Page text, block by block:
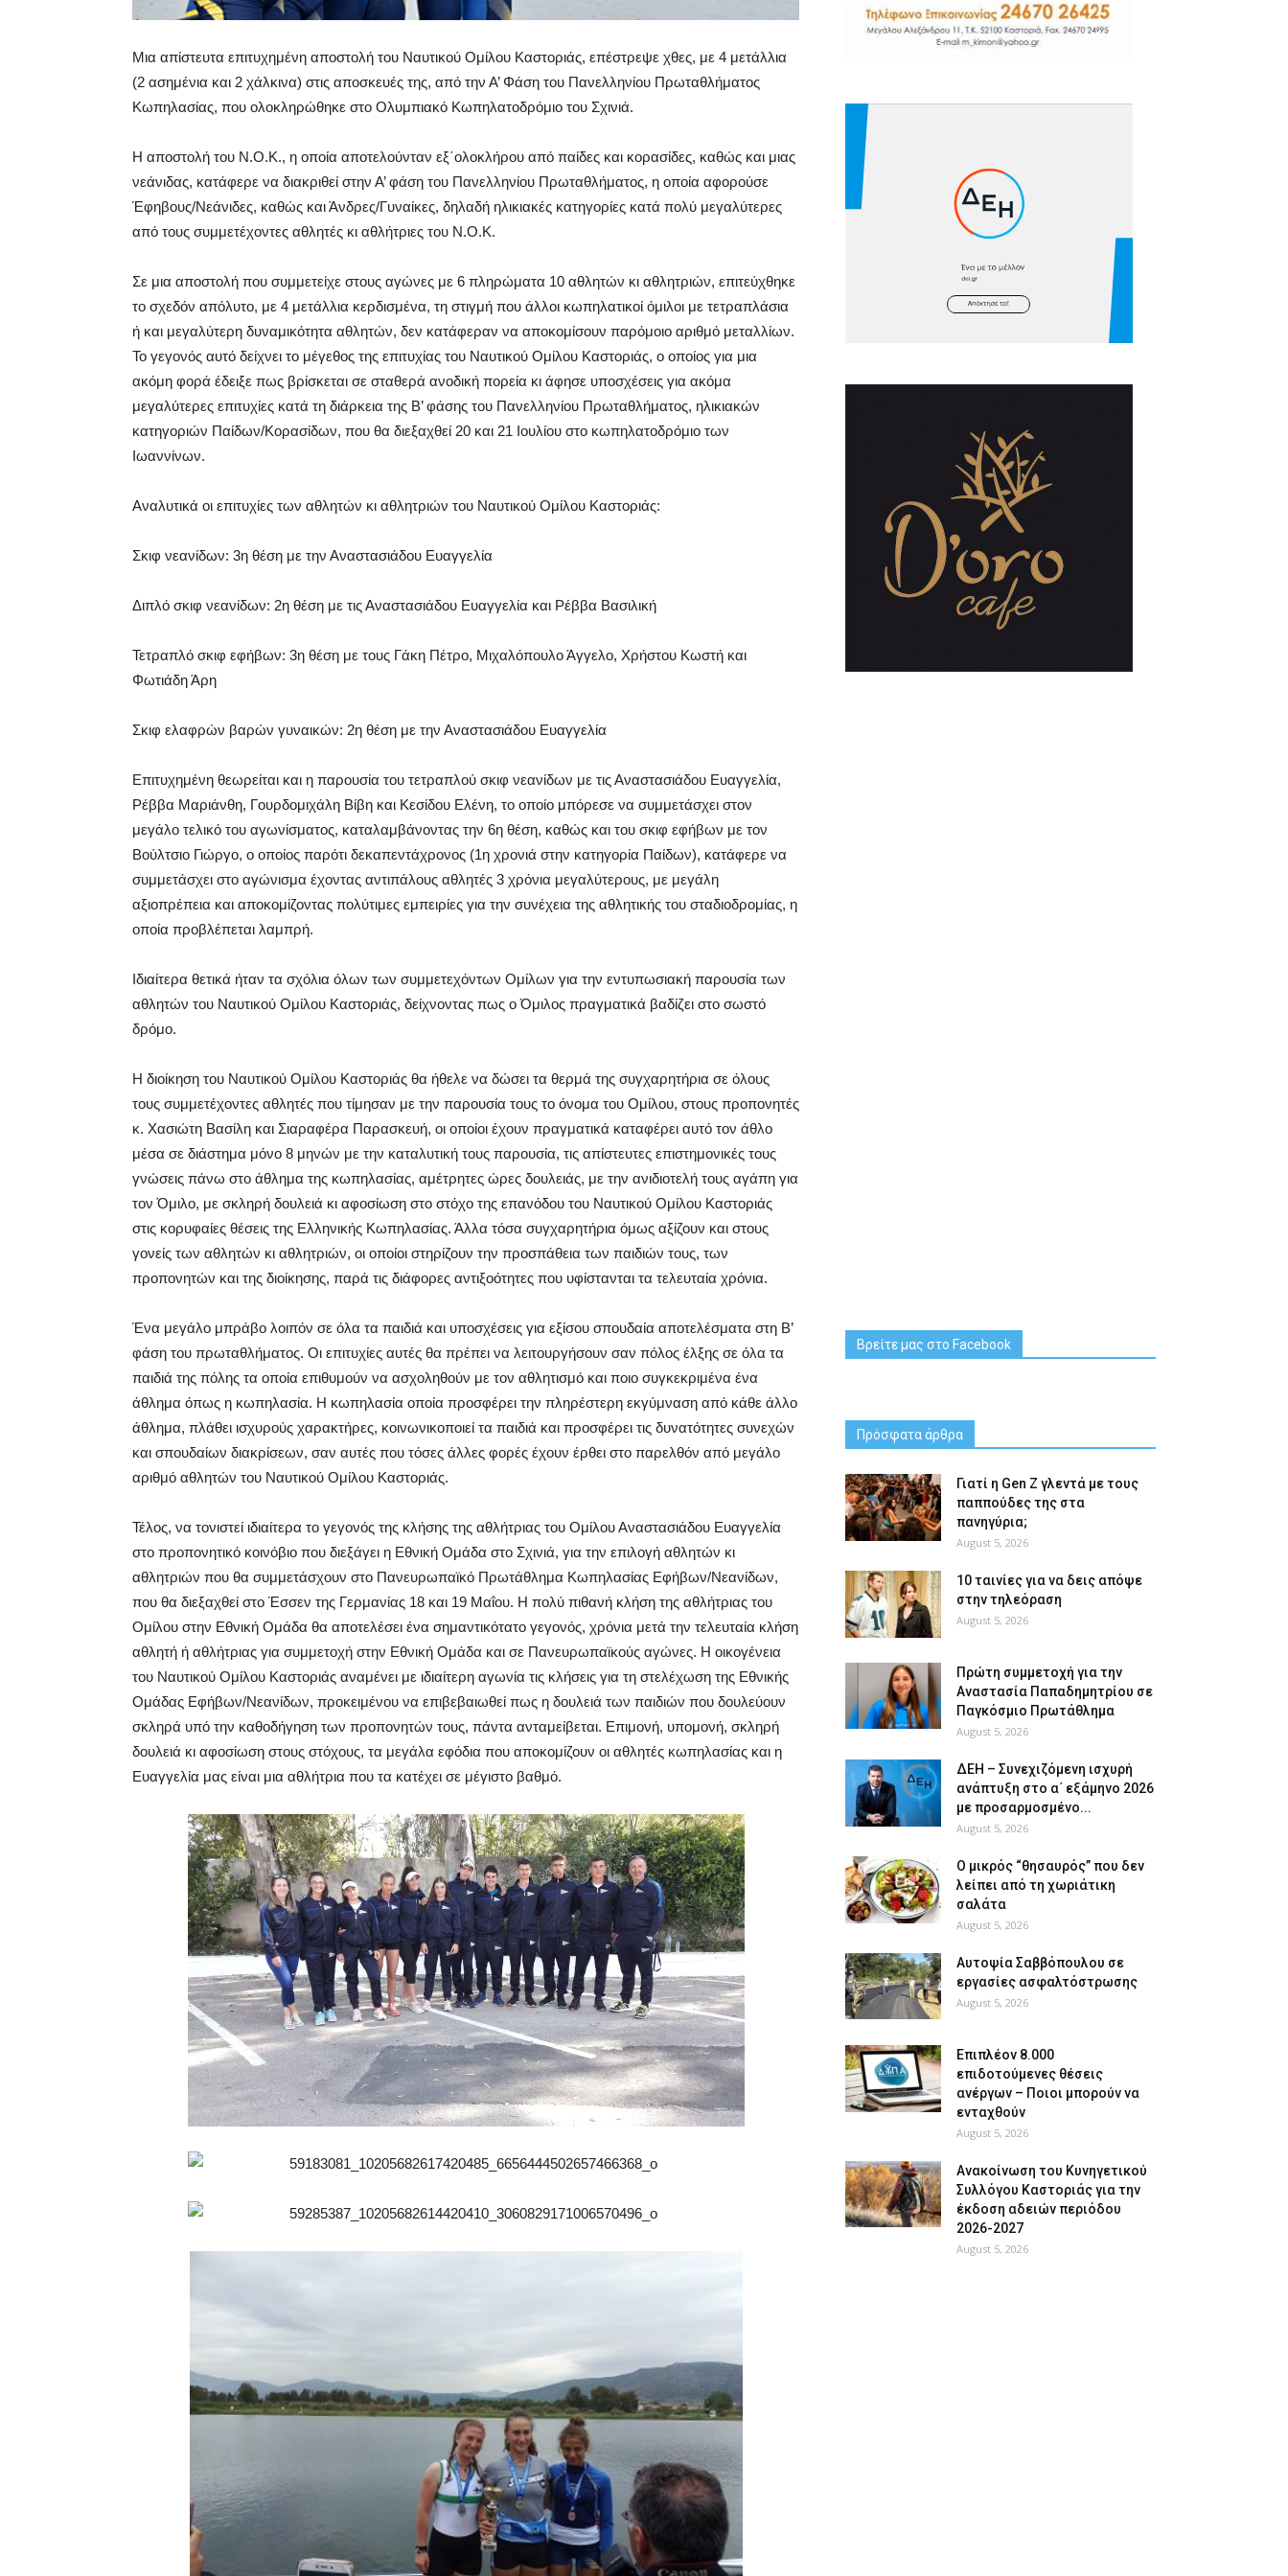
Μια απίστευτα επιτυχημένη αποστολή του Ναυτικού Ομίλου Καστοριάς, επέστρεψε χθες, με 4 μετάλλια
(2 ασημένια και 2 χάλκινα) στις αποσκευές της, από την Α’ Φάση του Πανελληνίου Πρωταθλήματος
Κωπηλασίας, που ολοκληρώθηκε στο Ολυμπιακό Κωπηλατοδρόμιο του Σχινιά.
Η αποστολή του Ν.Ο.Κ., η οποία αποτελούνταν εξ΄ολοκλήρου από παίδες και κορασίδες, καθώς και μιας
νεάνιδας, κατάφερε να διακριθεί στην Α’ φάση του Πανελληνίου Πρωταθλήματος, η οποία αφορούσε
Έφηβους/Νεάνιδες, καθώς και Άνδρες/Γυναίκες, δηλαδή ηλικιακές κατηγορίες κατά πολύ μεγαλύτερες
από τους συμμετέχοντες αθλητές κι αθλήτριες του Ν.Ο.Κ.
Σε μια αποστολή που συμμετείχε στους αγώνες με 6 πληρώματα 10 αθλητών κι αθλητριών, επιτεύχθηκε
το σχεδόν απόλυτο, με 4 μετάλλια κερδισμένα, τη στιγμή που άλλοι κωπηλατικοί όμιλοι με τετραπλάσια
ή και μεγαλύτερη δυναμικότητα αθλητών, δεν κατάφεραν να αποκομίσουν παρόμοιο αριθμό μεταλλίων.
Το γεγονός αυτό δείχνει το μέγεθος της επιτυχίας του Ναυτικού Ομίλου Καστοριάς, ο οποίος για μια
ακόμη φορά έδειξε πως βρίσκεται σε σταθερά ανοδική πορεία κι άφησε υποσχέσεις για ακόμα
μεγαλύτερες επιτυχίες κατά τη διάρκεια της Β’ φάσης του Πανελληνίου Πρωταθλήματος, ηλικιακών
κατηγοριών Παίδων/Κορασίδων, που θα διεξαχθεί 20 και 21 Ιουλίου στο κωπηλατοδρόμιο των
Ιωαννίνων.
Αναλυτικά οι επιτυχίες των αθλητών κι αθλητριών του Ναυτικού Ομίλου Καστοριάς:
Σκιφ νεανίδων: 3η θέση με την Αναστασιάδου Ευαγγελία
Διπλό σκιφ νεανίδων: 2η θέση με τις Αναστασιάδου Ευαγγελία και Ρέββα Βασιλική
Τετραπλό σκιφ εφήβων: 3η θέση με τους Γάκη Πέτρο, Μιχαλόπουλο Άγγελο, Χρήστου Κωστή και
Φωτιάδη Άρη
Σκιφ ελαφρών βαρών γυναικών: 2η θέση με την Αναστασιάδου Ευαγγελία
Επιτυχημένη θεωρείται και η παρουσία του τετραπλού σκιφ νεανίδων με τις Αναστασιάδου Ευαγγελία,
Ρέββα Μαριάνθη, Γουρδομιχάλη Βίβη και Κεσίδου Ελένη, το οποίο μπόρεσε να συμμετάσχει στον
μεγάλο τελικό του αγωνίσματος, καταλαμβάνοντας την 6η θέση, καθώς και του σκιφ εφήβων με τον
Βούλτσιο Γιώργο, ο οποίος παρότι δεκαπεντάχρονος (1η χρονιά στην κατηγορία Παίδων), κατάφερε να
συμμετάσχει στο αγώνισμα έχοντας αντιπάλους αθλητές 3 χρόνια μεγαλύτερους, με μεγάλη
αξιοπρέπεια και αποκομίζοντας πολύτιμες εμπειρίες για την συνέχεια της αθλητικής του σταδιοδρομίας, η
οποία προβλέπεται λαμπρή.
Ιδιαίτερα θετικά ήταν τα σχόλια όλων των συμμετεχόντων Ομίλων για την εντυπωσιακή παρουσία των
αθλητών του Ναυτικού Ομίλου Καστοριάς, δείχνοντας πως ο Όμιλος πραγματικά βαδίζει στο σωστό
δρόμο.
Η διοίκηση του Ναυτικού Ομίλου Καστοριάς θα ήθελε να δώσει τα θερμά της συγχαρητήρια σε όλους
τους συμμετέχοντες αθλητές που τίμησαν με την παρουσία τους το όνομα του Ομίλου, στους προπονητές
κ. Χασιώτη Βασίλη και Σιαραφέρα Παρασκευή, οι οποίοι έχουν πραγματικά καταφέρει αυτό τον άθλο
μέσα σε διάστημα μόνο 8 μηνών με την καταλυτική τους παρουσία, τις απίστευτες επιστημονικές τους
γνώσεις πάνω στο άθλημα της κωπηλασίας, αμέτρητες ώρες δουλειάς, με την ανιδιοτελή τους αγάπη για
τον Όμιλο, με σκληρή δουλειά κι αφοσίωση στο στόχο της επανόδου του Ναυτικού Ομίλου Καστοριάς
στις κορυφαίες θέσεις της Ελληνικής Κωπηλασίας. Άλλα τόσα συγχαρητήρια όμως αξίζουν και στους
γονείς των αθλητών κι αθλητριών, οι οποίοι στηρίζουν την προσπάθεια των παιδιών τους, των
προπονητών και της διοίκησης, παρά τις διάφορες αντιξοότητες που υφίστανται τα τελευταία χρόνια.
Ένα μεγάλο μπράβο λοιπόν σε όλα τα παιδιά και υποσχέσεις για εξίσου σπουδαία αποτελέσματα στη Β’
φάση του πρωταθλήματος. Οι επιτυχίες αυτές θα πρέπει να λειτουργήσουν σαν πόλος έλξης σε όλα τα
παιδιά της πόλης τα οποία επιθυμούν να ασχοληθούν με τον αθλητισμό και ποιο συγκεκριμένα ένα
άθλημα όπως η κωπηλασία. Η κωπηλασία οποία προσφέρει την πληρέστερη εκγύμναση από κάθε άλλο
άθλημα, πλάθει ισχυρούς χαρακτήρες, κοινωνικοποιεί τα παιδιά και προσφέρει τις δυνατότητες συνεχών
και σπουδαίων διακρίσεων, σαν αυτές που τόσες άλλες φορές έχουν έρθει στο παρελθόν από μεγάλο
αριθμό αθλητών του Ναυτικού Ομίλου Καστοριάς.
Τέλος, να τονιστεί ιδιαίτερα το γεγονός της κλήσης της αθλήτριας του Ομίλου Αναστασιάδου Ευαγγελία
στο προπονητικό κοινόβιο που διεξάγει η Εθνική Ομάδα στο Σχινιά, για την επιλογή αθλητών κι
αθλητριών που θα συμμετάσχουν στο Πανευρωπαϊκό Πρωτάθλημα Κωπηλασίας Εφήβων/Νεανίδων,
που θα διεξαχθεί στο Έσσεν της Γερμανίας 18 και 19 Μαΐου. Η πολύ πιθανή κλήση της αθλήτριας του
Ομίλου στην Εθνική Ομάδα θα αποτελέσει ένα σημαντικότατο γεγονός, χρόνια μετά την τελευταία κλήση
αθλητή ή αθλήτριας για συμμετοχή στην Εθνική Ομάδα και σε Πανευρωπαϊκούς αγώνες. Η οικογένεια
του Ναυτικού Ομίλου Καστοριάς αναμένει με ιδιαίτερη αγωνία τις κλήσεις για τη στελέχωση της Εθνικής
Ομάδας Εφήβων/Νεανίδων, προκειμένου να επιβεβαιωθεί πως η δουλειά των παιδιών που δουλεύουν
σκληρά υπό την καθοδήγηση των προπονητών τους, πάντα ανταμείβεται. Επιμονή, υπομονή, σκληρή
δουλειά κι αφοσίωση στους στόχους, τα μεγάλα εφόδια που αποκομίζουν οι αθλητές κωπηλασίας και η
Ευαγγελία μας είναι μια αθλήτρια που τα κατέχει σε μέγιστο βαθμό.
Βρείτε μας στο Facebook
Πρόσφατα άρθρα
Γιατί η Gen Z γλεντά με τους
παππούδες της στα
πανηγύρια;
August 5, 2026
10 ταινίες για να δεις απόψε
στην τηλεόραση
August 5, 2026
Πρώτη συμμετοχή για την
Αναστασία Παπαδημητρίου σε
Παγκόσμιο Πρωτάθλημα
August 5, 2026
ΔΕΗ – Συνεχιζόμενη ισχυρή
ανάπτυξη στο α΄ εξάμηνο 2026
με προσαρμοσμένο...
August 5, 2026
O μικρός “θησαυρός” που δεν
λείπει από τη χωριάτικη
σαλάτα
August 5, 2026
Αυτοψία Σαββόπουλου σε
εργασίες ασφαλτόστρωσης
August 5, 2026
Επιπλέον 8.000
επιδοτούμενες θέσεις
ανέργων – Ποιοι μπορούν να
ενταχθούν
August 5, 2026
Ανακοίνωση του Κυνηγετικού
Συλλόγου Καστοριάς για την
έκδοση αδειών περιόδου
2026-2027
August 5, 2026